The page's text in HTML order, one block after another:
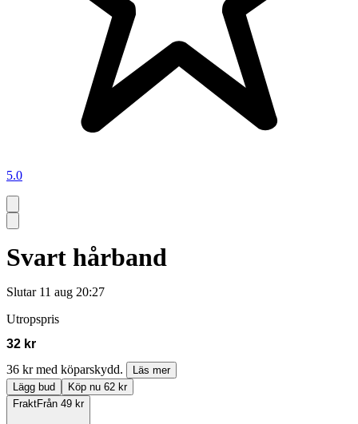
5.0
Svart hårband
Slutar 11 aug 20:27
Utropspris
32 kr
36 kr med köparskydd.
Läs mer
Lägg bud
Köp nu 62 kr
FraktFrån 49 kr